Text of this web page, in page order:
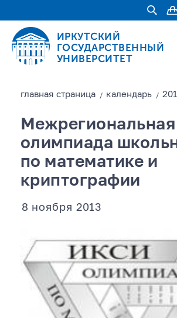
ИРКУТСКИЙ
ГОСУДАРСТВЕННЫЙ
УНИВЕРСИТЕТ
главная страницa / календарь /
Межрегиональная
олимпиада
по математике и
криптографии
8 ноября 2013